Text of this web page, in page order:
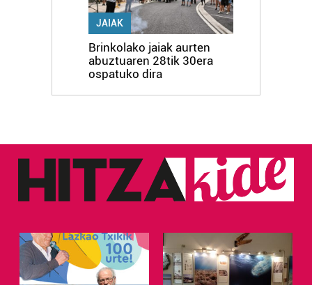
JAIAK
Brinkolako jaiak aurten
abuztuaren 28tik 30era
ospatuko dira